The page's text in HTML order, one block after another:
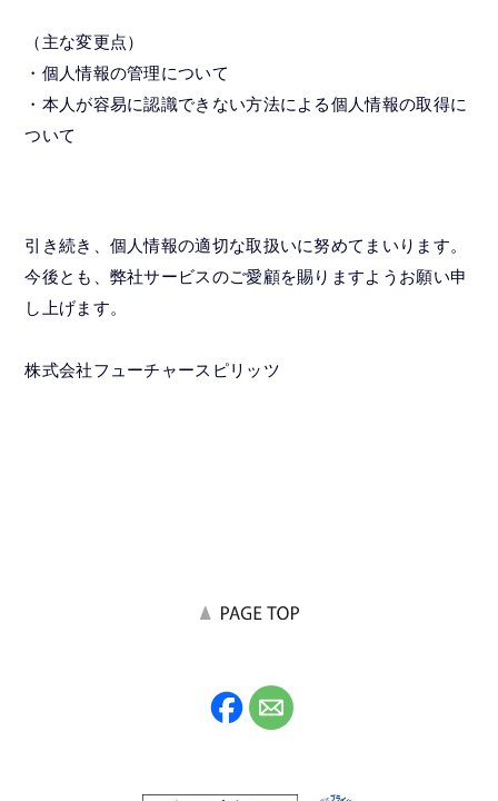
（主な変更点）
・個人情報の管理について
・本人が容易に認識できない方法による個人情報の取得に
ついて
引き続き、個人情報の適切な取扱いに努めてまいります。
今後とも、弊社サービスのご愛顧を賜りますようお願い申
し上げます。
株式会社フューチャースピリッツ